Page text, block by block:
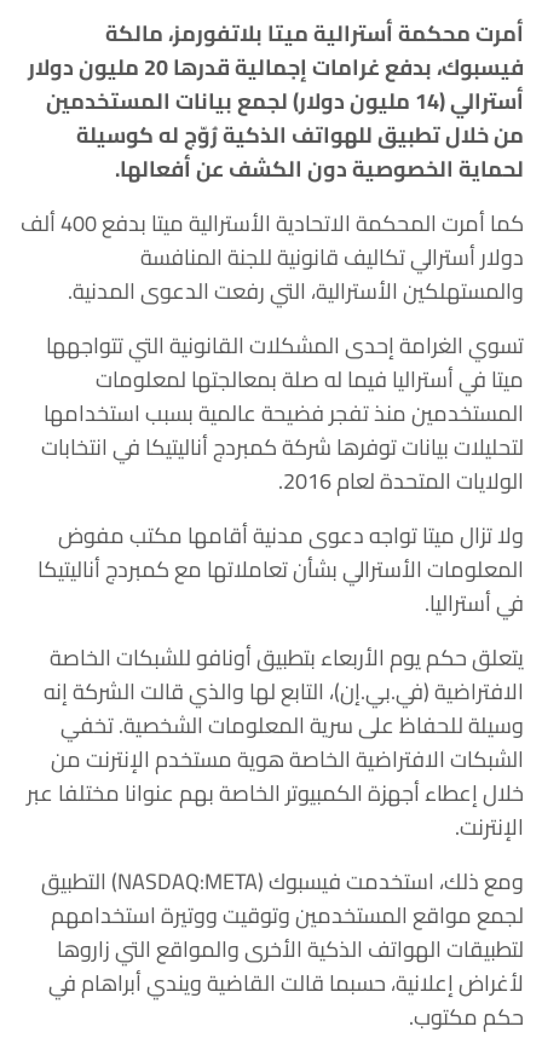
أمرت محكمة أسترالية ميتا بلاتفورمز، مالكة
فيسبوك، بدفع غرامات إجمالية قدرها 20 مليون دولار
أسترالي (14 مليون دولار) لجمع بيانات المستخدمين
من خلال تطبيق للهواتف الذكية رُوّج له كوسيلة
لحماية الخصوصية دون الكشف عن أفعالها.
كما أمرت المحكمة الاتحادية الأسترالية ميتا بدفع 400 ألف
دولار أسترالي تكاليف قانونية للجنة المنافسة
والمستهلكين الأسترالية، التي رفعت الدعوى المدنية.
تسوي الغرامة إحدى المشكلات القانونية التي تتواجهها
ميتا في أستراليا فيما له صلة بمعالجتها لمعلومات
المستخدمين منذ تفجر فضيحة عالمية بسبب استخدامها
لتحليلات بيانات توفرها شركة كمبردج أناليتيكا في انتخابات
الولايات المتحدة لعام 2016.
ولا تزال ميتا تواجه دعوى مدنية أقامها مكتب مفوض
المعلومات الأسترالي بشأن تعاملاتها مع كمبردج أناليتيكا
في أستراليا.
يتعلق حكم يوم الأربعاء بتطبيق أونافو للشبكات الخاصة
الافتراضية (في.بي.إن)، التابع لها والذي قالت الشركة إنه
وسيلة للحفاظ على سرية المعلومات الشخصية. تخفي
الشبكات الافتراضية الخاصة هوية مستخدم الإنترنت من
خلال إعطاء أجهزة الكمبيوتر الخاصة بهم عنوانا مختلفا عبر
الإنترنت.
ومع ذلك، استخدمت فيسبوك (NASDAQ:META) التطبيق
لجمع مواقع المستخدمين وتوقيت ووتيرة استخدامهم
لتطبيقات الهواتف الذكية الأخرى والمواقع التي زاروها
لأغراض إعلانية، حسبما قالت القاضية ويندي أبراهام في
حكم مكتوب.